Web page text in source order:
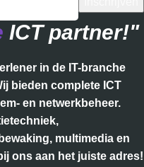
ICT partner!"
in de IT-branche
bieden complete ICT
en netwerkbeheer.
multimedia en
ons aan het juiste adres!